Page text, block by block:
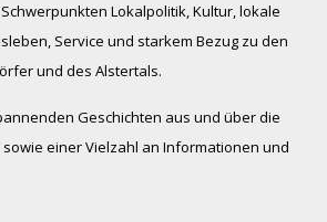
Lokalpolitik, Kultur, lokale
Service und starkem Bezug zu den
und des Alstertals.
Geschichten aus und über die
einer Vielzahl an Informationen und